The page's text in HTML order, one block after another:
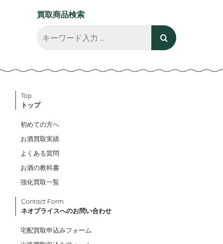
買取商品検索
Top
トップ
初めての方へ
お酒買取実績
よくある質問
お酒の教科書
強化買取一覧
Contact Form
ネオプライスへのお問い合わせ
宅配買取申込みフォーム